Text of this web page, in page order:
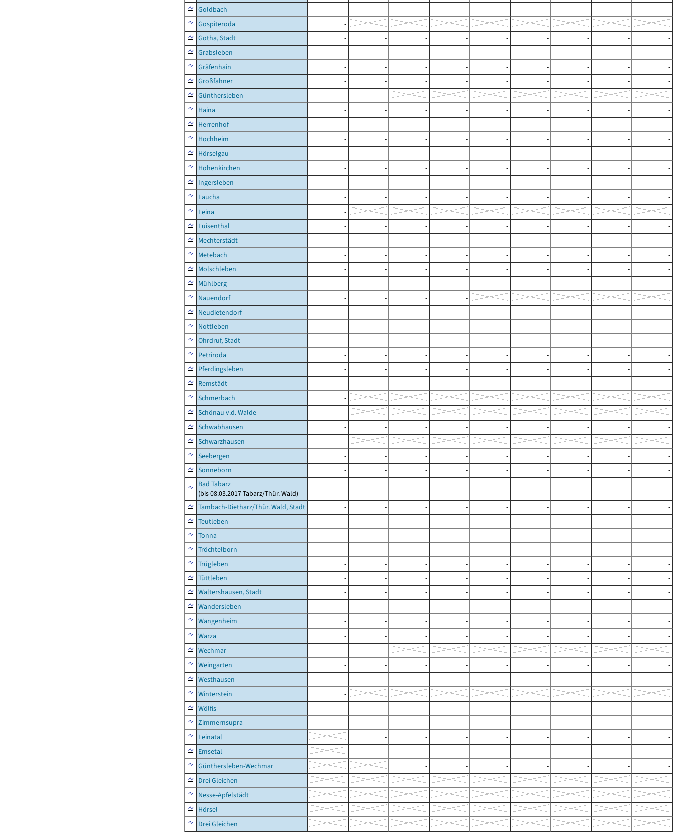
Goldbach
- - - - - - - -
-
Gospiteroda
-
Gotha, Stadt
- - - - - - - -
-
Grabsleben
- - - - - - - -
-
Gräfenhain
- - - - - - - -
-
Großfahner
- - - - - - - -
-
Günthersleben
-
-
Haina
- - - - - - - -
-
Herrenhof
- - - - - - - -
-
Hochheim
- - - - - - - -
-
Hörselgau
- - - - - - - -
-
Hohenkirchen
- - - - - - - -
-
Ingersleben
- - - - - - - -
-
Laucha
- - - - - - - -
-
Leina
-
Luisenthal
- - - - - - - -
-
Mechterstädt
- - - - - - - -
-
Metebach
- - - - - - - -
-
Molschleben
- - - - - - - -
-
Mühlberg
- - - - - - - -
-
Nauendorf
- - -
-
Neudietendorf
- - - - - - - -
-
Nottleben
- - - - - - - -
-
Ohrdruf, Stadt
- - - - - - - -
-
Petriroda
- - - - - - - -
-
Pferdingsleben
- - - - - - - -
-
Remstädt
- - - - - - - -
-
Schmerbach
-
Schönau v.d. Walde
-
Schwabhausen
- - - - - - - -
-
Schwarzhausen
-
Seebergen
- - - - - - - -
-
Sonneborn
- - - - - - - -
-
Bad Tabarz
(bis 08.03.2017 Tabarz/Thür. Wald)
- - - - - - - -
-
Tambach-Dietharz/Thür. Wald, Stadt
- - - - - - - -
-
Teutleben
- - - - - - - -
-
Tonna
- - - - - - - -
-
Tröchtelborn
- - - - - - - -
-
Trügleben
- - - - - - - -
-
Tüttleben
- - - - - - - -
-
Waltershausen, Stadt
- - - - - - - -
-
Wandersleben
- - - - - - - -
-
Wangenheim
- - - - - - - -
-
Warza
- - - - - - - -
-
Wechmar
-
-
Weingarten
- - - - - - - -
-
Westhausen
- - - - - - - -
-
Winterstein
-
Wölfis
- - - - - - - -
-
Zimmernsupra
- - - - - - - -
-
Leinatal
- - - - - - -
-
Emsetal
- - - - - - -
-
Günthersleben-Wechmar
- - - - - -
-
Drei Gleichen
Nesse-Apfelstädt
Hörsel
Drei Gleichen